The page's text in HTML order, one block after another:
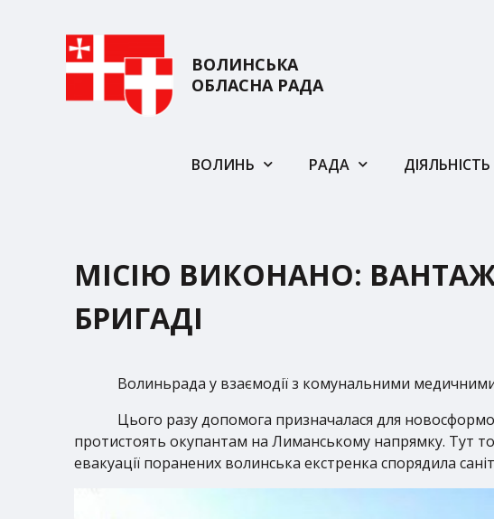
ВОЛИНСЬКА
ОБЛАСНА РАДА
ВОЛИНЬ РАДА ДІЯЛЬНІСТЬ
МІСІЮ ВИКОНАНО:
БРИГАДІ
Волиньрада у взаємодії з комунальними
Цього разу допомога призначалася для
протистоять окупантам на Лиманському напрямку. Тут
евакуації поранених волинська екстренка спорядила